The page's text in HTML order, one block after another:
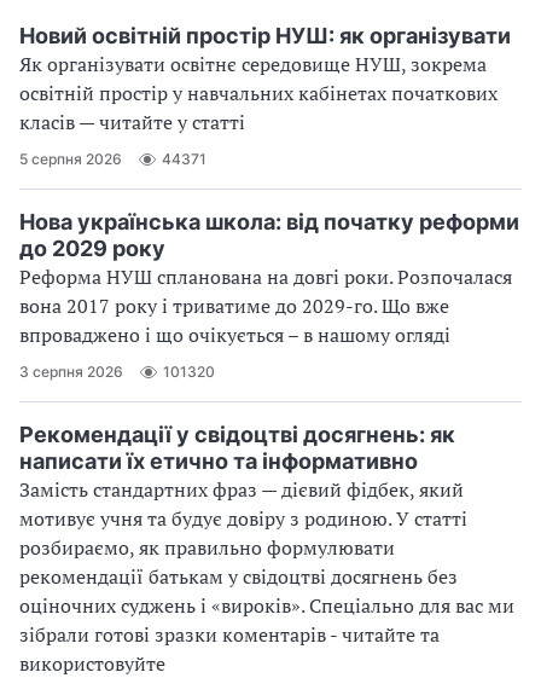
Новий освітній простір НУШ: як організувати
Як організувати освітнє середовище НУШ, зокрема
освітній простір у навчальних кабінетах початкових
класів — читайте у статті
5 серпня 2026 44371
Нова українська школа: від початку реформи
до 2029 року
Реформа НУШ спланована на довгі роки. Розпочалася
вона 2017 року і триватиме до 2029-го. Що вже
впроваджено і що очікується – в нашому огляді
3 серпня 2026 101320
Рекомендації у свідоцтві досягнень: як
написати їх етично та інформативно
Замість стандартних фраз — дієвий фідбек, який
мотивує учня та будує довіру з родиною. У статті
розбираємо, як правильно формулювати
рекомендації батькам у свідоцтві досягнень без
оціночних суджень і «вироків». Спеціально для вас ми
зібрали готові зразки коментарів - читайте та
використовуйте